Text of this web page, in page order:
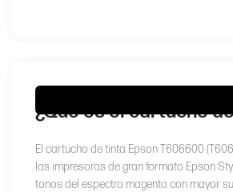
¿Qué es el cartucho
El cartucho de tinta Epson T606600
las impresoras de gran formato Epson
tonos del espectro magenta con mayor